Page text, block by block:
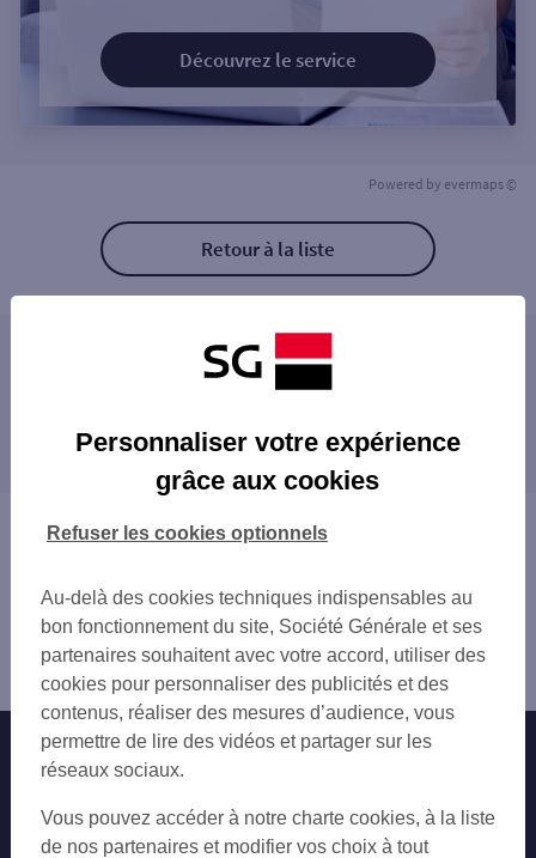
Découvrez le service
Powered by evermaps ©
Retour à la liste
Les distributeurs/automates à proximité
PONTOISE 9 RUE THIERS
PONTOISE THIERS
SAINT OUEN AUMONE CENTRE
ERAGNY
OSNY
OSNY 2 BIS SQUARE DES ARTISTES
PONTOISE LES LOUVRAIS
CERGY SAINT CHRISTOPHE
JOUY LE MOUTIER
CONFLANS STE HONORINE 221 B AV DU M
LEROY MERLIN OSNY
proximité
SAINT-OUEN-L'AUMÔNE
JOUY-LE-MOUTIER
VAURÉAL
CONFLANS-SAINTE-HONORINE
ANDRÉSY
CHANTELOUP-LES-VIGNES
HERBLAY
TRIEL-SUR-SEINE
CARRIÈRES-SOUS-POISSY
Vous êtes ici : Accueil
Cergy
Distributeur/automate CERGY GRAND CENTRE
Nos engagements Nous contacter
Autres sites SG
Professionnels
Personnaliser votre expérience
grâce aux cookies
Au-delà des cookies techniques indispensables au
bon fonctionnement du site, Société Générale et ses
partenaires souhaitent avec votre accord, utiliser des
cookies pour personnaliser des publicités et des
contenus, réaliser des mesures d’audience, vous
permettre de lire des vidéos et partager sur les
réseaux sociaux.
Vous pouvez accéder à notre charte cookies, à la liste
de nos partenaires et modifier vos choix à tout
Refuser les cookies optionnels